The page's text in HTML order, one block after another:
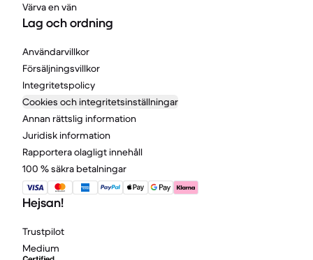
Värva en vän
Lag och ordning
Användarvillkor
Försäljningsvillkor
Integritetspolicy
Cookies och integritetsinställningar
Annan rättslig information
Juridisk information
Rapportera olagligt innehåll
100 % säkra betalningar
Hejsan!
Trustpilot
Medium